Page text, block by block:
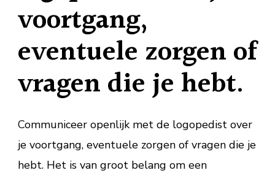
voortgang,
eventuele zorgen of
vragen die je hebt.
Communiceer openlijk met de logopedist over
je voortgang, eventuele zorgen of vragen die je
hebt. Het is van groot belang om een